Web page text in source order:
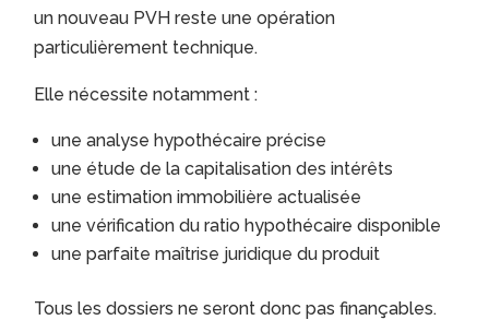
un nouveau PVH reste une opération
particulièrement technique.
Elle nécessite notamment :
une analyse hypothécaire précise
une étude de la capitalisation des intérêts
une estimation immobilière actualisée
une vérification du ratio hypothécaire disponible
une parfaite maîtrise juridique du produit
Tous les dossiers ne seront donc pas finançables.